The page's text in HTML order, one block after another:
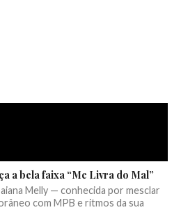
a bela faixa “Me Livra do Mal”
Melly — conhecida por mesclar
com MPB e ritmos da sua